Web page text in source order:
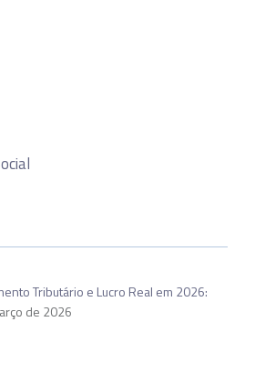
Tributário e Lucro Real em 2026:
de 2026